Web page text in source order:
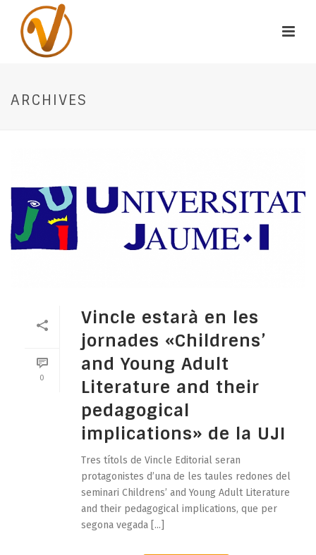
ARCHIVES
0
Vincle estarà en les
jornades «Childrens’
and Young Adult
Literature and their
pedagogical
implications» de la UJI
Tres títols de Vincle Editorial seran
protagonistes d’una de les taules redones del
seminari Childrens’ and Young Adult Literature
and their pedagogical implications, que per
segona vegada [...]